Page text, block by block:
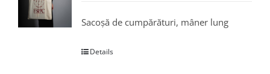
Sacoșă de cumpărături, mâner lung
Details